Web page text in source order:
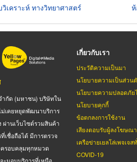
เคราะห์ ทางวิทยาศาสตร์
ำกัด (มหาชน) บริษัทใน
ม่เคยหยุดพัฒนาบริการ
านเว็บไซต์รวมสินค้า
เชื่อถือได้ มีการตรวจ
รอบคลุมทุกหมวด
ะมอบบริการที่เหนือ
เกี่ยวกับเรา
ประวัติความเป็นมา
นโยบายความเป็นส่วน
นโยบายความปลอดภัย
นโยบายคุกกี้
ข้อตกลงการใช้งาน
เสียงตอบรับผู้ลงโฆษณา
เครือข่ายเยลโล่เพจเจส
COVID-19